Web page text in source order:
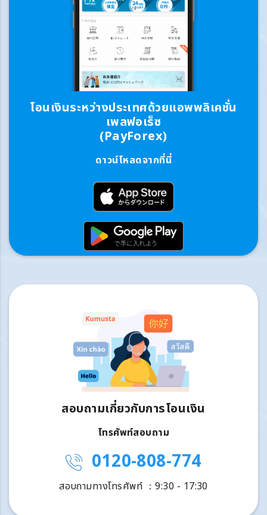
โอนเงินระหว่างประเทศด้วยแอพพลิเคชั่น
เพลฟอเร็ซ
(PayForex)
ดาวน์โหลดจากที่นี่
สอบถามเกี่ยวกับการโอนเงิน
โทรศัพท์สอบถาม
0120-808-774
สอบถามทางโทรศัพท์ ：9:30 - 17:30